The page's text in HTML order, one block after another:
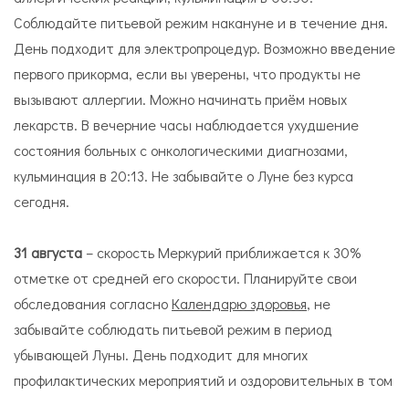
Соблюдайте питьевой режим накануне и в течение дня.
День подходит для электропроцедур. Возможно введение
первого прикорма, если вы уверены, что продукты не
вызывают аллергии. Можно начинать приём новых
лекарств. В вечерние часы наблюдается ухудшение
состояния больных с онкологическими диагнозами,
кульминация в 20:13. Не забывайте о Луне без курса
сегодня.
31 августа – скорость Меркурий приближается к 30%
отметке от средней его скорости. Планируйте свои
обследования согласноКалендарю здоровья, не
забывайте соблюдать питьевой режим в период
убывающей Луны. День подходит для многих
профилактических мероприятий и оздоровительных в том